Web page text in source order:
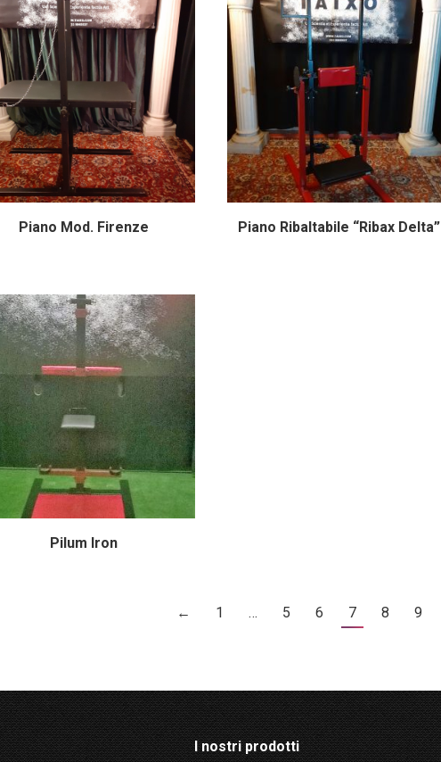
Piano Mod. Firenze Piano Ribaltabile “Ribax Delta”
Pilum Iron
← 1 … 5 6 7 8 9
I nostri prodotti